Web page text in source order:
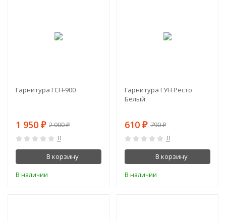
Гарнитура ГСН-900
1 950 ₽ 2 000₽
0
В корзину
В наличии
Гарнитура ГУН Ресто
Белый
610 ₽ 790₽
0
В корзину
В наличии